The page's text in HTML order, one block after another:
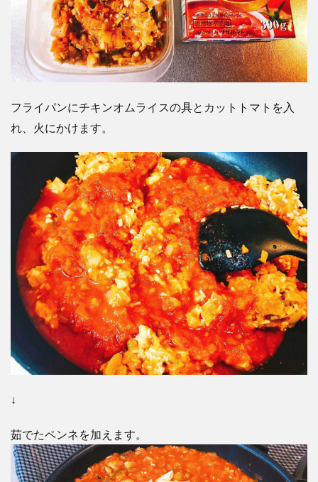
フライパンにチキンオムライスの具とカットトマトを入
れ、火にかけます。
↓
茹でたペンネを加えます。